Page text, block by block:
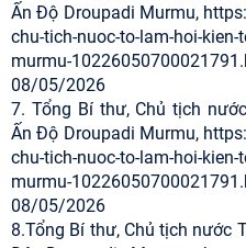
Ấn Độ Droupadi Murmu,
chu-tich-nuoc-to-lam-hoi-
murmu-
08/05/2026
7. Tổng Bí thư, Chủ tịch
Ấn Độ Droupadi Murmu,
chu-tich-nuoc-to-lam-hoi-
murmu-
08/05/2026
8.Tổng Bí thư, Chủ tịch nước